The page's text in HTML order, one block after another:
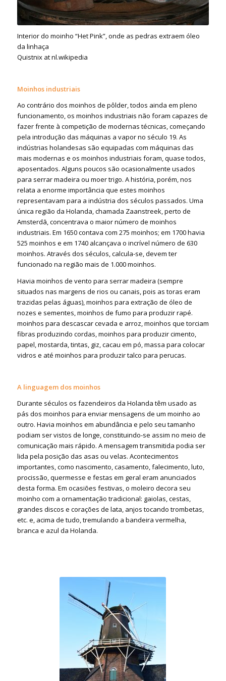
Interior do moinho “Het Pink”, onde as pedras extraem óleo
da linhaça
Quistnix at nl.wikipedia
Moinhos industriais
Ao contrário dos moinhos de pôlder, todos ainda em pleno
funcionamento, os moinhos industriais não foram capazes de
fazer frente à competição de modernas técnicas, começando
pela introdução das máquinas a vapor no século 19. As
indústrias holandesas são equipadas com máquinas das
mais modernas e os moinhos industriais foram, quase todos,
aposentados. Alguns poucos são ocasionalmente usados
para serrar madeira ou moer trigo. A história, porém, nos
relata a enorme importância que estes moinhos
representavam para a indústria dos séculos passados. Uma
única região da Holanda, chamada Zaanstreek, perto de
Amsterdā, concentrava o maior número de moinhos
industriais. Em 1650 contava com 275 moinhos; em 1700 havia
525 moinhos e em 1740 alcançava o incrível número de 630
moinhos. Através dos séculos, calcula-se, devem ter
funcionado na região mais de 1.000 moinhos.
Havia moinhos de vento para serrar madeira (sempre
situados nas margens de rios ou canais, pois as toras eram
trazidas pelas águas), moinhos para extração de óleo de
nozes e sementes, moinhos de fumo para produzir rapé.
moinhos para descascar cevada e arroz, moinhos que torciam
fibras produzindo cordas, moinhos para produzir cimento,
papel, mostarda, tintas, giz, cacau em pó, massa para colocar
vidros e até moinhos para produzir talco para perucas.
A linguagem dos moinhos
Durante séculos os fazendeiros da Holanda têm usado as
pás dos moinhos para enviar mensagens de um moinho ao
outro. Havia moinhos em abundância e pelo seu tamanho
podiam ser vistos de longe, constituindo-se assim no meio de
comunicação mais rápido. A mensagem transmitida podia ser
lida pela posição das asas ou velas. Acontecimentos
importantes, como nascimento, casamento, falecimento, luto,
procissão, quermesse e festas em geral eram anunciados
desta forma. Em ocasiões festivas, o moleiro decora seu
moinho com a ornamentação tradicional: gaiolas, cestas,
grandes discos e corações de lata, anjos tocando trombetas,
etc. e, acima de tudo, tremulando a bandeira vermelha,
branca e azul da Holanda.